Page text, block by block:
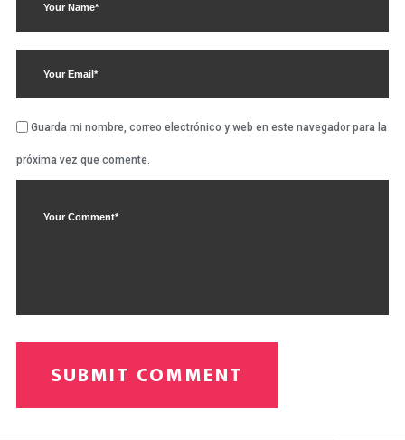
Guarda mi nombre, correo electrónico y web en este navegador para la
próxima vez que comente.
SUBMIT COMMENT